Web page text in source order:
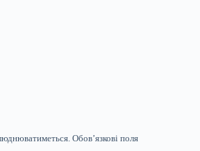
Обов’язкові поля